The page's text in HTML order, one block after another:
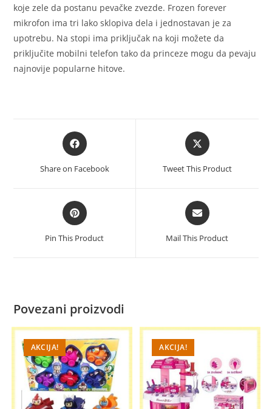
koje zele da postanu pevačke zvezde. Frozen forever
mikrofon ima tri lako sklopiva dela i jednostavan je za
upotrebu. Na stopi ima priključak na koji možete da
priključite mobilni telefon tako da princeze mogu da pevaju
najnovije popularne hitove.
Opens
in
Share on Facebook
Opens
in
Tweet This Product
Opens
in
a
Pin This Product
Opens
in
a
Mail This Product
Povezani proizvodi
AKCIJA! AKCIJA!